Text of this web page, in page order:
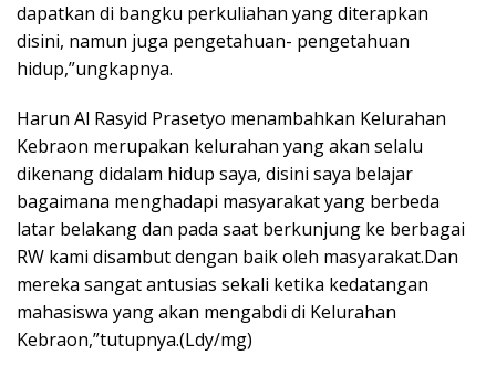
dapatkan di bangku perkuliahan yang diterapkan
disini, namun juga pengetahuan- pengetahuan
hidup,”ungkapnya.
Harun Al Rasyid Prasetyo menambahkan Kelurahan
Kebraon merupakan kelurahan yang akan selalu
dikenang didalam hidup saya, disini saya belajar
bagaimana menghadapi masyarakat yang berbeda
latar belakang dan pada saat berkunjung ke berbagai
RW kami disambut dengan baik oleh masyarakat.Dan
mereka sangat antusias sekali ketika kedatangan
mahasiswa yang akan mengabdi di Kelurahan
Kebraon,”tutupnya.(Ldy/mg)